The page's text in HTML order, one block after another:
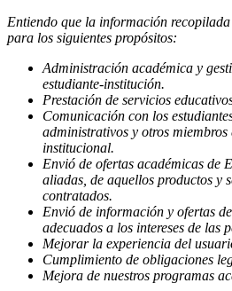
Entiendo que la información
para los siguientes propósitos:
Administración académica y
estudiante-institución.
Prestación de servicios
Comunicación con los
administrativos y otros
institucional.
Envió de ofertas académicas de
aliadas, de aquellos productos y
contratados.
Envió de información y ofertas
adecuados a los intereses de las
Mejorar la experiencia del
Cumplimiento de obligaciones
Mejora de nuestros programas